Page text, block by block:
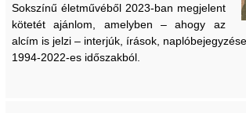
Sokszínű életművéből 2023-ban megjelent
kötetét ajánlom, amelyben – ahogy az
alcím is jelzi – interjúk, írások,
1994-2022-es időszakból.